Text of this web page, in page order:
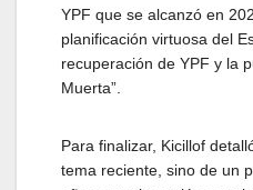
YPF que se alcanzó en
planificación virtuosa del
recuperación de YPF y la
Muerta”.
Para finalizar, Kicillof
tema reciente, sino de un